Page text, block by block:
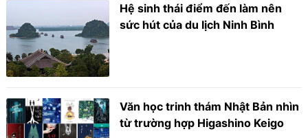
Hệ sinh thái điểm đến làm nên
sức hút của du lịch Ninh Bình
Văn học trinh thám Nhật Bản nhìn
từ trường hợp Higashino Keigo